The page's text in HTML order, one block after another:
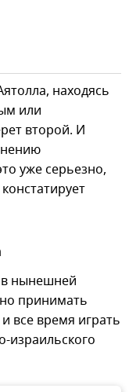
находясь
или
второй. И
уже серьезно,
нынешней
принимать
все время играть
израильского